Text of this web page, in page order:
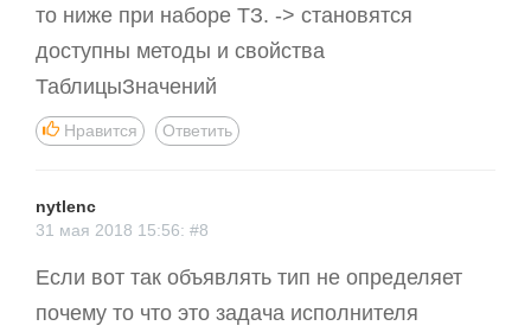
то ниже при наборе ТЗ. -> становятся
доступны методы и свойства
ТаблицыЗначений
Нравится Ответить
nytlenc
31 мая 2018 15:56: #8
Если вот так объявлять тип не определяет
почему то что это задача исполнителя